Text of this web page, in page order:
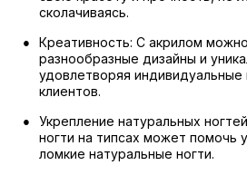
сколачиваясь.
Креативность: С акрилом
разнообразные дизайны и
удовлетворяя индивидуальные
клиентов.
Укрепление натуральных
ногти на типсах может помочь
ломкие натуральные ногти.